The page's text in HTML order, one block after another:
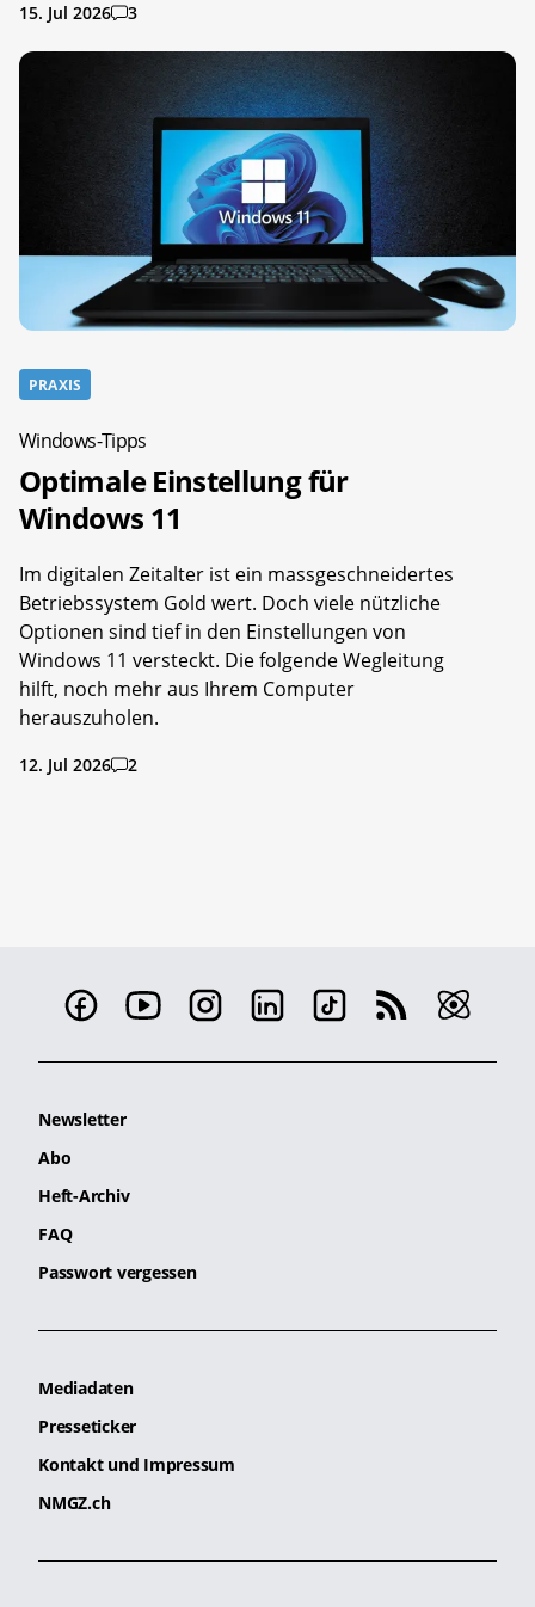
15. Jul 2026 3
PRAXIS
Windows-Tipps
Optimale Einstellung für
Windows 11
Im digitalen Zeitalter ist ein massgeschneidertes
Betriebssystem Gold wert. Doch viele nützliche
Optionen sind tief in den Einstellungen von
Windows 11 versteckt. Die folgende Wegleitung
hilft, noch mehr aus Ihrem Computer
herauszuholen.
12. Jul 2026 2
Newsletter
Abo
Heft-Archiv
FAQ
Passwort vergessen
Mediadaten
Presseticker
Kontakt und Impressum
NMGZ.ch